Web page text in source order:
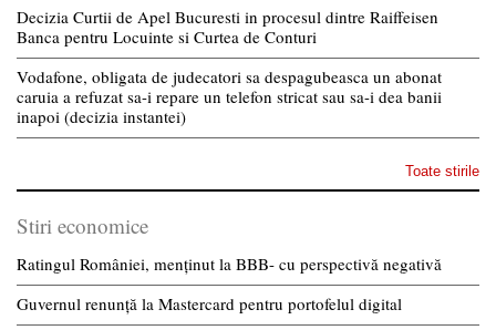
Decizia Curtii de Apel Bucuresti in procesul dintre Raiffeisen
Banca pentru Locuinte si Curtea de Conturi
Vodafone, obligata de judecatori sa despagubeasca un abonat
caruia a refuzat sa-i repare un telefon stricat sau sa-i dea banii
inapoi (decizia instantei)
Toate stirile
Stiri economice
Ratingul României, menținut la BBB- cu perspectivă negativă
Guvernul renunță la Mastercard pentru portofelul digital